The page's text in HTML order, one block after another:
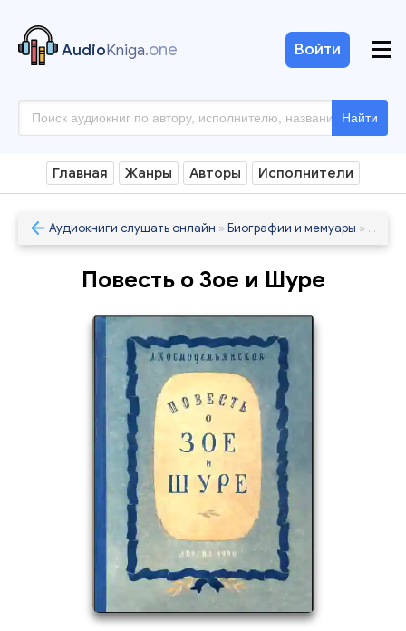
AudioKniga.one
Найти
Войти
Главная Жанры Авторы Исполнители
Аудиокниги слушать онлайн » Биографии и мемуары » Повесть о Зое и Шуре
Повесть о Зое и Шуре